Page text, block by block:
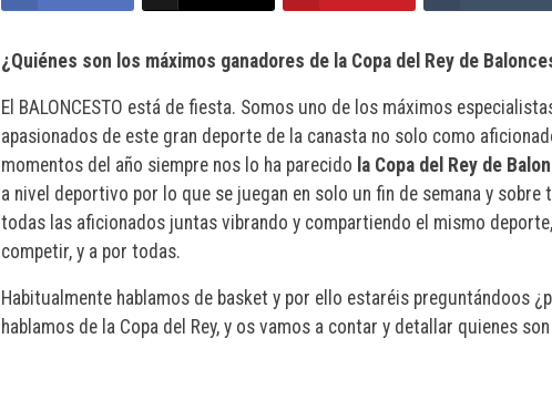
¿Quiénes son los máximos ganadores de la Copa del Rey de
El BALONCESTO está de fiesta. Somos uno de los máximos
apasionados de este gran deporte de la canasta no solo como
momentos del año siempre nos lo ha parecido la Copa del Rey de
a nivel deportivo por lo que se juegan en solo un fin de semana y
todas las aficionados juntas vibrando y compartiendo el mismo
competir, y a por todas.
Habitualmente hablamos de basket y por ello estaréis preguntándoos
hablamos de la Copa del Rey, y os vamos a contar y detallar quienes